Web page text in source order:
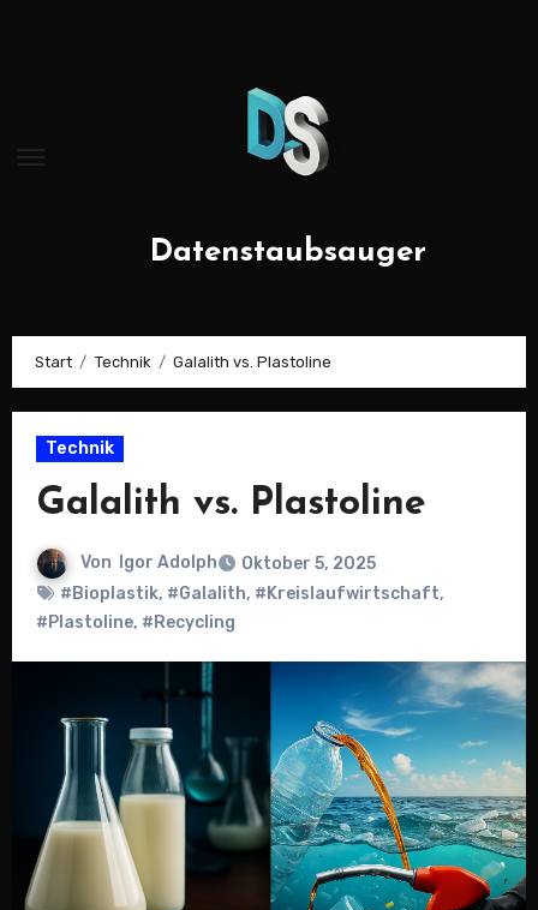
Datenstaubsauger
Start Technik Galalith vs. Plastoline
Technik
Galalith vs. Plastoline
Von Igor Adolph
Oktober 5, 2025
#Bioplastik, #Galalith, #Kreislaufwirtschaft,
#Plastoline, #Recycling